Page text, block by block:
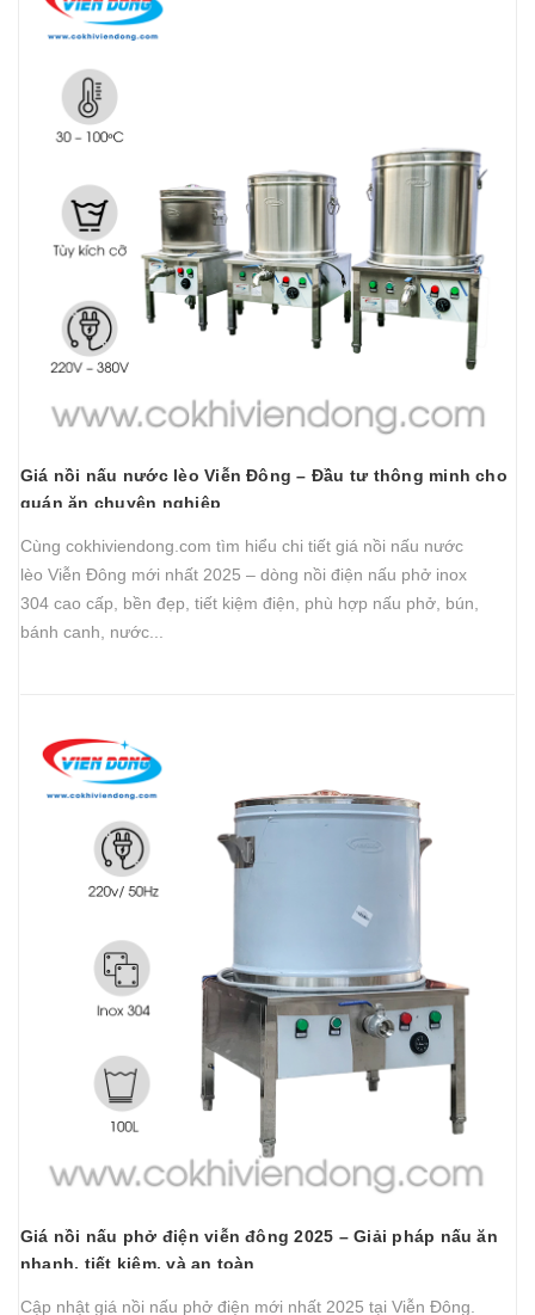
Giá nồi nấu nước lèo Viễn Đông – Đầu tư thông minh cho
quán ăn chuyên nghiệp
Cùng cokhiviendong.com tìm hiểu chi tiết giá nồi nấu nước
lèo Viễn Đông mới nhất 2025 – dòng nồi điện nấu phở inox
304 cao cấp, bền đẹp, tiết kiệm điện, phù hợp nấu phở, bún,
bánh canh, nước...
Giá nồi nấu phở điện viễn đông 2025 – Giải pháp nấu ăn
nhanh, tiết kiệm, và an toàn
Cập nhật giá nồi nấu phở điện mới nhất 2025 tại Viễn Đông.